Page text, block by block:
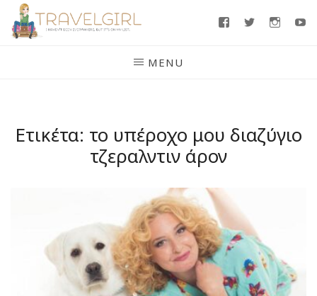
Skip
FacebookTwitter
MENU
Ετικέτα: το υπέροχο μου διαζύγιο
τζεραλντιν άρον